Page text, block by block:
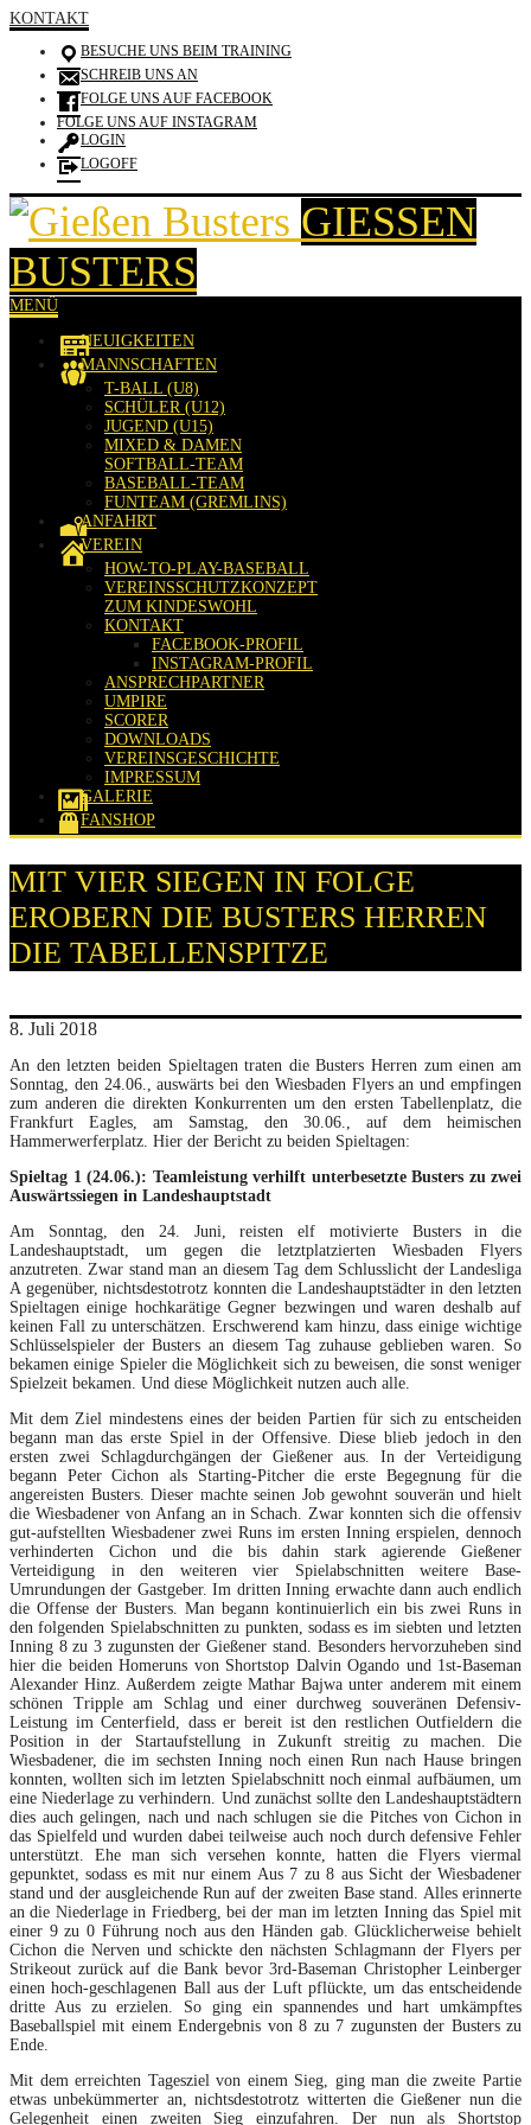
KONTAKT
BESUCHE UNS BEIM TRAINING
SCHREIB UNS AN
FOLGE UNS AUF FACEBOOK
FOLGE UNS AUF INSTAGRAM
LOGIN
LOGOFF
GIESSEN B
USTERS
MENÜ
NEUIGKEITEN
MANNSCHAFTEN
T-BALL (U8)
SCHÜLER (U12)
JUGEND (U15)
MIXED & DAMEN
SOFTBALL-TEAM
BASEBALL-TEAM
FUNTEAM (GREMLINS)
ANFAHRT
VEREIN
HOW-TO-PLAY-BASEBALL
VEREINSSCHUTZKONZEPT
ZUM KINDESWOHL
KONTAKT
FACEBOOK-PROFIL
INSTAGRAM-PROFIL
ANSPRECHPARTNER
UMPIRE
SCORER
DOWNLOADS
VEREINSGESCHICHTE
IMPRESSUM
GALERIE
FANSHOP
MIT VIER SIEGEN IN FOLGE
EROBERN DIE BUSTERS HERREN
DIE TABELLENSPITZE
8. Juli 2018
An den letzten beiden Spieltagen traten die Busters Herren zum einen am
Sonntag, den 24.06., auswärts bei den Wiesbaden Flyers an und empfingen
zum anderen die direkten Konkurrenten um den ersten Tabellenplatz, die
Frankfurt Eagles, am Samstag, den 30.06., auf dem heimischen
Hammerwerferplatz. Hier der Bericht zu beiden Spieltagen:
Spieltag 1 (24.06.): Teamleistung verhilft unterbesetzte Busters zu zwei
Auswärtssiegen in Landeshauptstadt
Am Sonntag, den 24. Juni, reisten elf motivierte Busters in die
Landeshauptstadt, um gegen die letztplatzierten Wiesbaden Flyers
anzutreten. Zwar stand man an diesem Tag dem Schlusslicht der Landesliga
A gegenüber, nichtsdestotrotz konnten die Landeshauptstädter in den letzten
Spieltagen einige hochkarätige Gegner bezwingen und waren deshalb auf
keinen Fall zu unterschätzen. Erschwerend kam hinzu, dass einige wichtige
Schlüsselspieler der Busters an diesem Tag zuhause geblieben waren. So
bekamen einige Spieler die Möglichkeit sich zu beweisen, die sonst weniger
Spielzeit bekamen. Und diese Möglichkeit nutzen auch alle.
Mit dem Ziel mindestens eines der beiden Partien für sich zu entscheiden
begann man das erste Spiel in der Offensive. Diese blieb jedoch in den
ersten zwei Schlagdurchgängen der Gießener aus. In der Verteidigung
begann Peter Cichon als Starting-Pitcher die erste Begegnung für die
angereisten Busters. Dieser machte seinen Job gewohnt souverän und hielt
die Wiesbadener von Anfang an in Schach. Zwar konnten sich die offensiv
gut-aufstellten Wiesbadener zwei Runs im ersten Inning erspielen, dennoch
verhinderten Cichon und die bis dahin stark agierende Gießener
Verteidigung in den weiteren vier Spielabschnitten weitere Base-
Umrundungen der Gastgeber. Im dritten Inning erwachte dann auch endlich
die Offense der Busters. Man begann kontinuierlich ein bis zwei Runs in
den folgenden Spielabschnitten zu punkten, sodass es im siebten und letzten
Inning 8 zu 3 zugunsten der Gießener stand. Besonders hervorzuheben sind
hier die beiden Homeruns von Shortstop Dalvin Ogando und 1st-Baseman
Alexander Hinz. Außerdem zeigte Mathar Bajwa unter anderem mit einem
schönen Tripple am Schlag und einer durchweg souveränen Defensiv-
Leistung im Centerfield, dass er bereit ist den restlichen Outfieldern die
Position in der Startaufstellung in Zukunft streitig zu machen. Die
Wiesbadener, die im sechsten Inning noch einen Run nach Hause bringen
konnten, wollten sich im letzten Spielabschnitt noch einmal aufbäumen, um
eine Niederlage zu verhindern. Und zunächst sollte den Landeshauptstädtern
dies auch gelingen, nach und nach schlugen sie die Pitches von Cichon in
das Spielfeld und wurden dabei teilweise auch noch durch defensive Fehler
unterstützt. Ehe man sich versehen konnte, hatten die Flyers viermal
gepunktet, sodass es mit nur einem Aus 7 zu 8 aus Sicht der Wiesbadener
stand und der ausgleichende Run auf der zweiten Base stand. Alles erinnerte
an die Niederlage in Friedberg, bei der man im letzten Inning das Spiel mit
einer 9 zu 0 Führung noch aus den Händen gab. Glücklicherweise behielt
Cichon die Nerven und schickte den nächsten Schlagmann der Flyers per
Strikeout zurück auf die Bank bevor 3rd-Baseman Christopher Leinberger
einen hoch-geschlagenen Ball aus der Luft pflückte, um das entscheidende
dritte Aus zu erzielen. So ging ein spannendes und hart umkämpftes
Baseballspiel mit einem Endergebnis von 8 zu 7 zugunsten der Busters zu
Ende.
Mit dem erreichten Tagesziel von einem Sieg, ging man die zweite Partie
etwas unbekümmerter an, nichtsdestotrotz witterten die Gießener nun die
Gelegenheit einen zweiten Sieg einzufahren. Der nun als Shortstop